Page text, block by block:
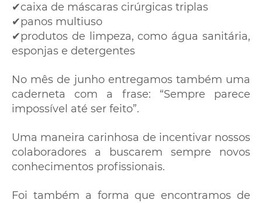
✔caixa de máscaras cirúrgicas triplas
✔panos multiuso
✔produtos de limpeza, como água sanitária,
esponjas e detergentes
No mês de junho entregamos também uma
caderneta com a frase: “Sempre parece
impossível até ser feito”.
Uma maneira carinhosa de incentivar nossos
colaboradores a buscarem sempre novos
conhecimentos profissionais.
Foi também a forma que encontramos de